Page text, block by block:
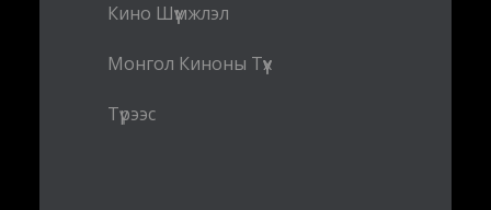
Кино Шүүмжлэл
Монгол Киноны Түүх
Түрээс